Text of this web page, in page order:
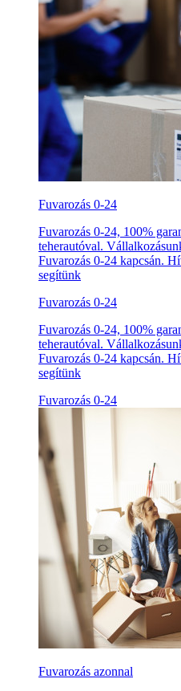
Fuvarozás 0-24
Fuvarozás 0-24, 100%
teherautóval.
Fuvarozás 0-24 kapcsán.
segítünk
Fuvarozás 0-24
Fuvarozás 0-24, 100%
teherautóval.
Fuvarozás 0-24 kapcsán.
segítünk
Fuvarozás 0-24
Fuvarozás azonnal